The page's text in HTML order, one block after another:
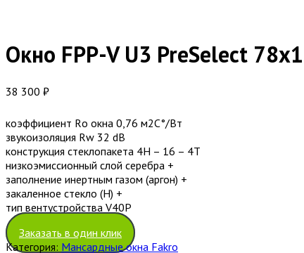
Окно FPP-V U3 PreSelect
38 300 ₽
коэффициент Rо окна 0,76 м2С°/Вт
звукоизоляция Rw 32 dB
конструкция стеклопакета 4H – 16 – 4T
низкоэмиссионный слой серебра +
заполнение инертным газом (аргон) +
закаленное стекло (H) +
тип вентустройства V40P
Заказать в один клик
Категория: Мансардные окна Fakro